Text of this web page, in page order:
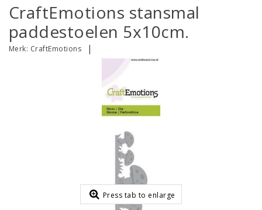
CraftEmotions stansmal
paddestoelen 5x10cm.
Merk: CraftEmotions |
Press tab to enlarge